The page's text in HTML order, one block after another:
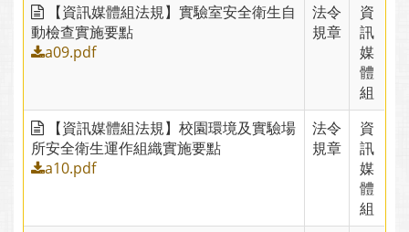
【資訊媒體組法規】實驗室安全衛生自
動檢查實施要點
a09.pdf
法令
規章
資
訊
媒
體
組
【資訊媒體組法規】校園環境及實驗場
所安全衛生運作組織實施要點
a10.pdf
法令
規章
資
訊
媒
體
組